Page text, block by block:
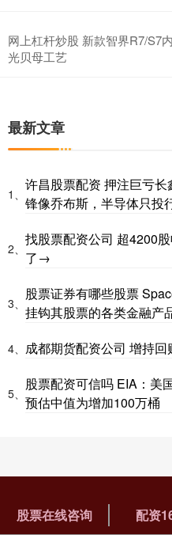
网上杠杆炒股 新款智界R7/S7
光贝母工艺
最新文章
1、
许昌股票配资 押注巨亏
锋像乔布斯，半导体只投
2、
找股票配资公司 超4200
了→
3、
股票证券有哪些股票
挂钩其股票的各类金融产
4、 成都期货配资公司 增持
5、
股票配资可信吗 EIA：美
预估中值为增加100万桶
股票在线咨询 配资